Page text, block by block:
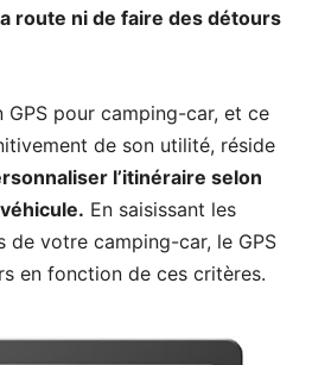
route ni de faire des détours
GPS pour camping-car, et ce
de son utilité, réside
l’itinéraire selon
En saisissant les
de votre camping-car, le GPS
en fonction de ces critères.